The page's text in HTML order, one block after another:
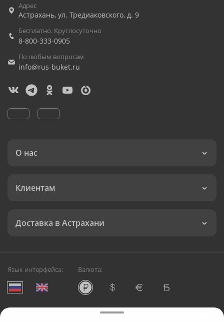
Адрес
Астрахань, ул. Тредиаковского, д. 9
Бесплатно. Круглосуточно
8-800-333-0905
По любым вопросам
info@rus-buket.ru
О нас
Клиентам
Доставка в Астрахани
Язык интерфейса: Валюта:
Служба круглосуточной доставки цветов в Астрахани